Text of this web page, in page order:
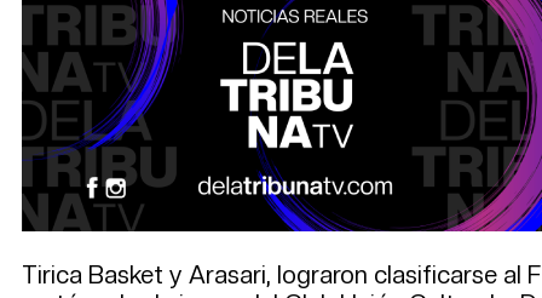
Tirica Basket y Arasari, lograron clasificarse al